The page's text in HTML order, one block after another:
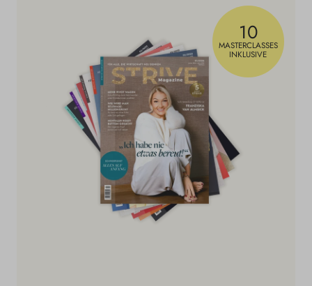
10
MASTERCLASSES
INKLUSIVE